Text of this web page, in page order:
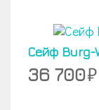
Сейф Burg-
36 700